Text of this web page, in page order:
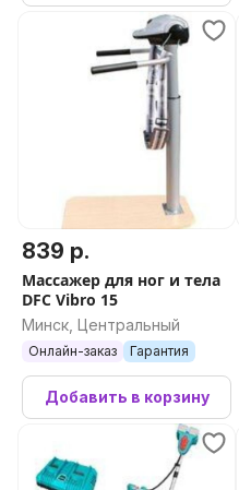
839 р.
Массажер для ног и тела
DFC Vibro 15
Минск, Центральный
Онлайн-заказ Гарантия
Добавить в корзину